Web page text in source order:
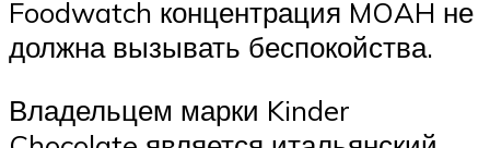
Foodwatch концентрация MOAH не
должна вызывать беспокойства.
Владельцем марки Kinder